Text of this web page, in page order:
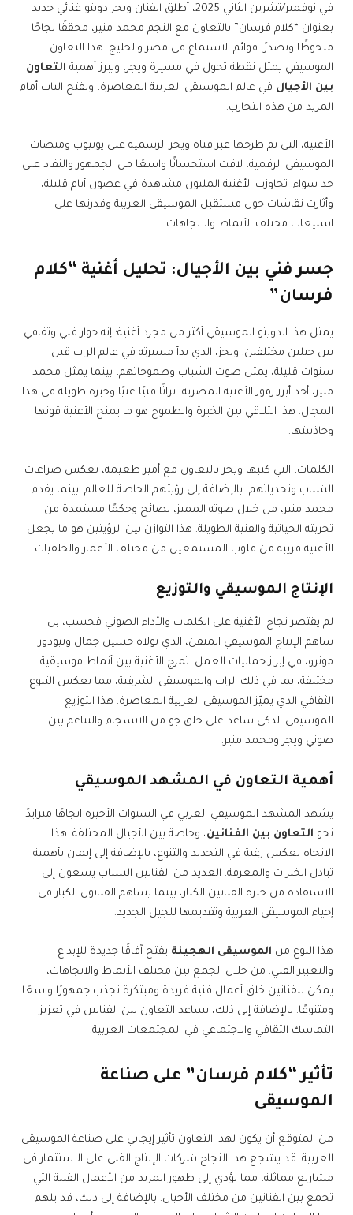
في نوفمبر/تشرين الثاني 2025، أطلق الفنان ويجز دويتو غنائي جديد
بعنوان “كلام فرسان” بالتعاون مع النجم محمد منير، محققًا نجاحًا
ملحوظًا وتصدرًا قوائم الاستماع في مصر والخليج. هذا التعاون
الموسيقي يمثل نقطة تحول في مسيرة ويجز، ويبرز أهمية التعاون
بين الأجيال في عالم الموسيقى العربية المعاصرة، ويفتح الباب أمام
المزيد من هذه التجارب.
الأغنية، التي تم طرحها عبر قناة ويجز الرسمية على يوتيوب ومنصات
الموسيقى الرقمية، لاقت استحسانًا واسعًا من الجمهور والنقاد على
حد سواء. تجاوزت الأغنية المليون مشاهدة في غضون أيام قليلة،
وأثارت نقاشات حول مستقبل الموسيقى العربية وقدرتها على
استيعاب مختلف الأنماط والاتجاهات.
جسر فني بين الأجيال: تحليل أغنية “كلام
فرسان”
يمثل هذا الدويتو الموسيقي أكثر من مجرد أغنية؛ إنه حوار فني وثقافي
بين جيلين مختلفين. ويجز، الذي بدأ مسيرته في عالم الراب قبل
سنوات قليلة، يمثل صوت الشباب وطموحاتهم، بينما يمثل محمد
منير، أحد أبرز رموز الأغنية المصرية، تراثًا فنيًا غنيًا وخبرة طويلة في هذا
المجال. هذا التلاقي بين الخبرة والطموح هو ما يمنح الأغنية قوتها
وجاذبيتها.
الكلمات، التي كتبها ويجز بالتعاون مع أمير طعيمة، تعكس صراعات
الشباب وتحدياتهم، بالإضافة إلى رؤيتهم الخاصة للعالم. بينما يقدم
محمد منير، من خلال صوته المميز، نصائح وحكمًا مستمدة من
تجربته الحياتية والفنية الطويلة. هذا التوازن بين الرؤيتين هو ما يجعل
الأغنية قريبة من قلوب المستمعين من مختلف الأعمار والخلفيات.
الإنتاج الموسيقي والتوزيع
لم يقتصر نجاح الأغنية على الكلمات والأداء الصوتي فحسب، بل
ساهم الإنتاج الموسيقي المتقن، الذي تولاه حسين جمال وتيودور
مونرو، في إبراز جماليات العمل. تمزج الأغنية بين أنماط موسيقية
مختلفة، بما في ذلك الراب والموسيقى الشرقية، مما يعكس التنوع
الثقافي الذي يميّز الموسيقى العربية المعاصرة. هذا التوزيع
الموسيقي الذكي ساعد على خلق جو من الانسجام والتناغم بين
صوتي ويجز ومحمد منير.
أهمية التعاون في المشهد الموسيقي
يشهد المشهد الموسيقي العربي في السنوات الأخيرة اتجاهًا متزايدًا
نحو التعاون بين الفنانين، وخاصة بين الأجيال المختلفة. هذا
الاتجاه يعكس رغبة في التجديد والتنوع، بالإضافة إلى إيمان بأهمية
تبادل الخبرات والمعرفة. العديد من الفنانين الشباب يسعون إلى
الاستفادة من خبرة الفنانين الكبار، بينما يساهم الفنانون الكبار في
إحياء الموسيقى العربية وتقديمها للجيل الجديد.
هذا النوع من الموسيقى الهجينة يفتح آفاقًا جديدة للإبداع
والتعبير الفني. من خلال الجمع بين مختلف الأنماط والاتجاهات،
يمكن للفنانين خلق أعمال فنية فريدة ومبتكرة تجذب جمهورًا واسعًا
ومتنوعًا. بالإضافة إلى ذلك، يساعد التعاون بين الفنانين في تعزيز
التماسك الثقافي والاجتماعي في المجتمعات العربية.
تأثير “كلام فرسان” على صناعة
الموسيقى
من المتوقع أن يكون لهذا التعاون تأثير إيجابي على صناعة الموسيقى
العربية. قد يشجع هذا النجاح شركات الإنتاج الفني على الاستثمار في
مشاريع مماثلة، مما يؤدي إلى ظهور المزيد من الأعمال الفنية التي
تجمع بين الفنانين من مختلف الأجيال. بالإضافة إلى ذلك، قد يلهم